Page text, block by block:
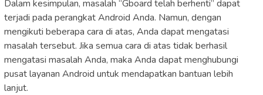
Dalam kesimpulan, masalah “Gboard telah berhenti” dapat
terjadi pada perangkat Android Anda. Namun, dengan
mengikuti beberapa cara di atas, Anda dapat mengatasi
masalah tersebut. Jika semua cara di atas tidak berhasil
mengatasi masalah Anda, maka Anda dapat menghubungi
pusat layanan Android untuk mendapatkan bantuan lebih
lanjut.